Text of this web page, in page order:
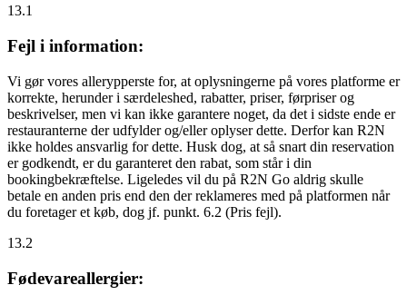
13.1
Fejl i information:
Vi gør vores allerypperste for, at oplysningerne på vores platforme er
korrekte, herunder i særdeleshed, rabatter, priser, førpriser og
beskrivelser, men vi kan ikke garantere noget, da det i sidste ende er
restauranterne der udfylder og/eller oplyser dette. Derfor kan R2N
ikke holdes ansvarlig for dette. Husk dog, at så snart din reservation
er godkendt, er du garanteret den rabat, som står i din
bookingbekræftelse. Ligeledes vil du på R2N Go aldrig skulle
betale en anden pris end den der reklameres med på platformen når
du foretager et køb, dog jf. punkt. 6.2 (Pris fejl).
13.2
Fødevareallergier: